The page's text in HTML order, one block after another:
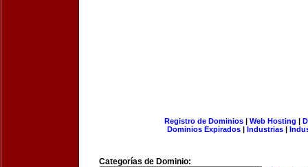
Registro de Dominios| Web Hosting |
Dominios Expirados | Industrias |
Categorías de Dominio: